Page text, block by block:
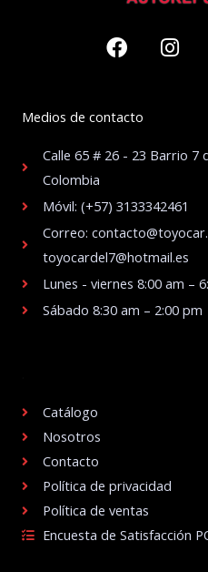
Facebook
Medios de contacto
Calle 65 # 26 - 23 Barrio
Colombia
Móvil: (+57) 3133342461
Correo:
toyocardel7@hotmail.es
Lunes - viernes 8:00 am –
Sábado 8:30 am – 2:00 pm
Catálogo
Nosotros
Contacto
Política de privacidad
Política de ventas
Encuesta de Satisfacción